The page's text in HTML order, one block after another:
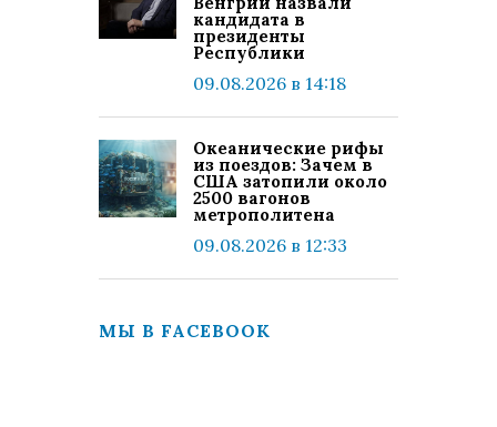
кандидата в
президенты
Республики
09.08.2026 в 14:18
Океанические рифы
из поездов: Зачем в
США затопили около
2500 вагонов
метрополитена
09.08.2026 в 12:33
МЫ В FACEBOOK